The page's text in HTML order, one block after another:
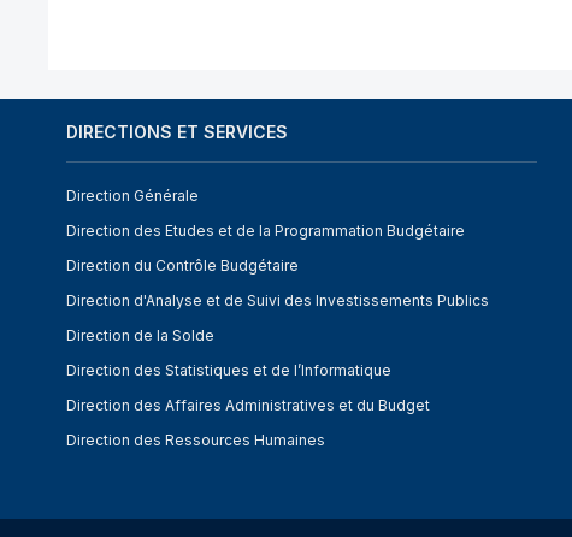
DIRECTIONS ET SERVICES
Direction Générale
Direction des Etudes et de la Programmation Budgétaire
Direction du Contrôle Budgétaire
Direction d'Analyse et de Suivi des Investissements Publics
Direction de la Solde
Direction des Statistiques et de l’Informatique
Direction des Affaires Administratives et du Budget
Direction des Ressources Humaines